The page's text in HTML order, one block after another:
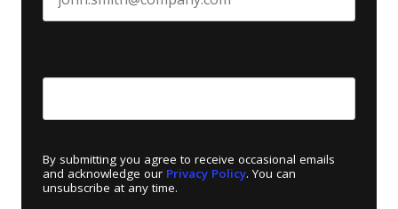
By submitting you agree to receive occasional emails
and acknowledge our Privacy Policy. You can
unsubscribe at any time.